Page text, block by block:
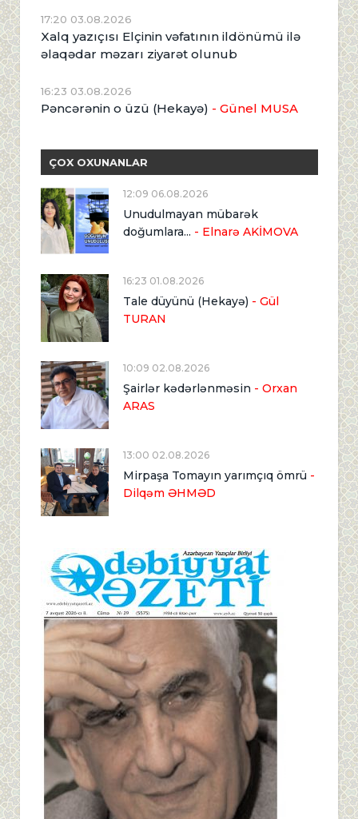
17:20 03.08.2026
Xalq yazıçısı Elçinin vəfatının ildönümü ilə
əlaqədar məzarı ziyarət olunub
16:23 03.08.2026
Pəncərənin o üzü (Hekayə) - Günel MUSA
ÇOX OXUNANLAR
12:09 06.08.2026
Unudulmayan mübarək
doğumlara... - Elnarə AKİMOVA
16:23 01.08.2026
Tale düyünü (Hekayə) - Gül
TURAN
10:09 02.08.2026
Şairlər kədərlənməsin - Orxan
ARAS
13:00 02.08.2026
Mirpaşa Tomayın yarımçıq ömrü -
Dilqəm ƏHMƏD